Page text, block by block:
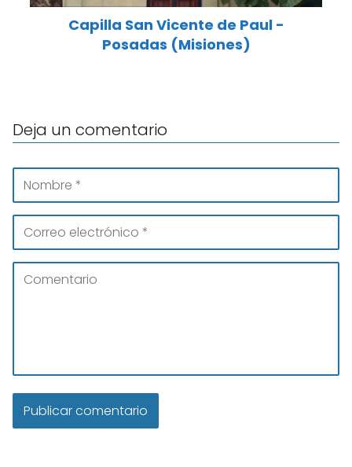
Capilla San Vicente de Paul -
Posadas (Misiones)
Deja un comentario